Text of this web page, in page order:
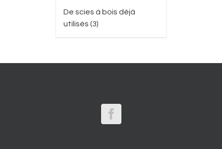
De scies à bois déjà
utilisés (3)